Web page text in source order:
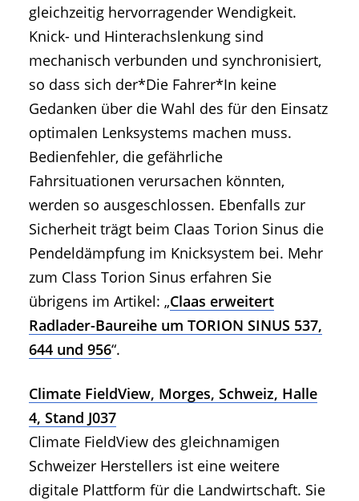
gleichzeitig hervorragender Wendigkeit.
Knick- und Hinterachslenkung sind
mechanisch verbunden und synchronisiert,
so dass sich der*Die Fahrer*In keine
Gedanken über die Wahl des für den Einsatz
optimalen Lenksystems machen muss.
Bedienfehler, die gefährliche
Fahrsituationen verursachen könnten,
werden so ausgeschlossen. Ebenfalls zur
Sicherheit trägt beim Claas Torion Sinus die
Pendeldämpfung im Knicksystem bei. Mehr
zum Class Torion Sinus erfahren Sie
übrigens im Artikel: „Claas erweitert
Radlader-Baureihe um TORION SINUS 537,
644 und 956“.
Climate FieldView, Morges, Schweiz, Halle
4, Stand J037
Climate FieldView des gleichnamigen
Schweizer Herstellers ist eine weitere
digitale Plattform für die Landwirtschaft. Sie